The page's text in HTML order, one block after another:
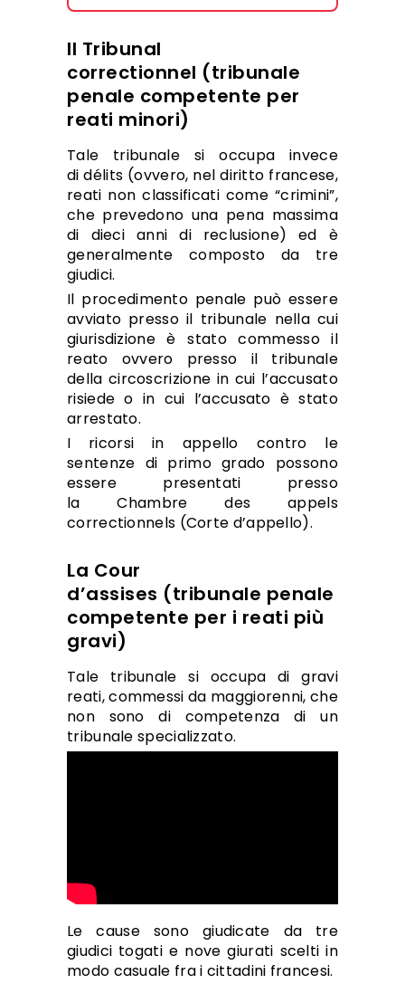
Il Tribunal
correctionnel (tribunale
penale competente per
reati minori)
Tale tribunale si occupa invece
di délits (ovvero, nel diritto francese,
reati non classificati come “crimini”,
che prevedono una pena massima
di dieci anni di reclusione) ed è
generalmente composto da tre
giudici.
Il procedimento penale può essere
avviato presso il tribunale nella cui
giurisdizione è stato commesso il
reato ovvero presso il tribunale
della circoscrizione in cui l’accusato
risiede o in cui l’accusato è stato
arrestato.
I ricorsi in appello contro le
sentenze di primo grado possono
essere presentati presso
la Chambre des appels
correctionnels (Corte d’appello).
La Cour
d’assises (tribunale penale
competente per i reati più
gravi)
Tale tribunale si occupa di gravi
reati, commessi da maggiorenni, che
non sono di competenza di un
tribunale specializzato.
Le cause sono giudicate da tre
giudici togati e nove giurati scelti in
modo casuale fra i cittadini francesi.